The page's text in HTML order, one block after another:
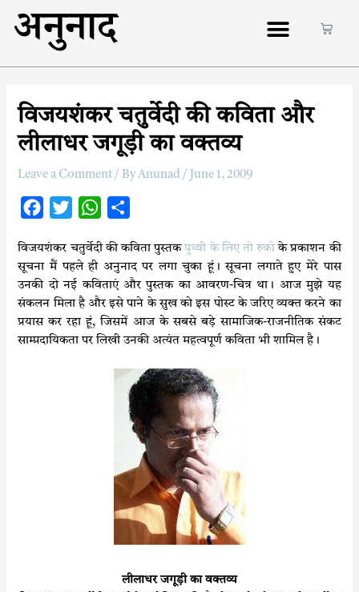
अनुनाद
विजयशंकर चतुर्वेदी की कविता और
लीलाधर जगूड़ी का वक्तव्य
Leave a Comment / ByAnunad/ June 1, 2009
c
b
o
o
i
t
t
e
r
W
a
s
A
p
a
r
e
विजयशंकर चतुर्वेदी की कविता पुस्तकपृथ्वी के लिए तो रुको के प्रकाशन की
सूचना मैं पहले ही अनुनाद पर लगा चुका हूं। सूचना लगाते हुए मेरे पास
उनकी दो नई कविताएं और पुस्तक का आवरण-चित्र था। आज मुझे यह
संकलन मिला है और इसे पाने के सुख को इस पोस्ट के जरिए व्यक्त करने का
प्रयास कर रहा हूं, जिसमें आज के सबसे बड़े सामाजिक-राजनीतिक संकट
साम्प्रदायिकता पर लिखी उनकी अत्यंत महत्वपूर्ण कविता भी शामिलहै।
लीलाधर जगूड़ी का वक्तव्य